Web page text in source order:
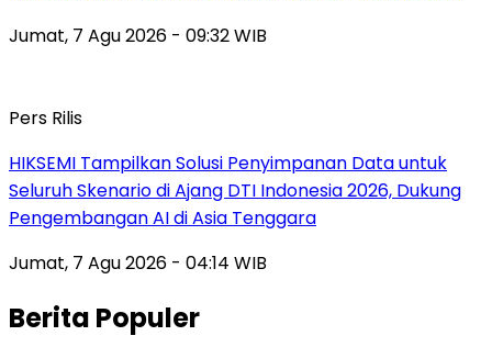
Jumat, 7 Agu 2026 - 09:32 WIB
Pers Rilis
HIKSEMI Tampilkan Solusi Penyimpanan Data untuk
Seluruh Skenario di Ajang DTI Indonesia 2026, Dukung
Pengembangan AI di Asia Tenggara
Jumat, 7 Agu 2026 - 04:14 WIB
Berita Populer